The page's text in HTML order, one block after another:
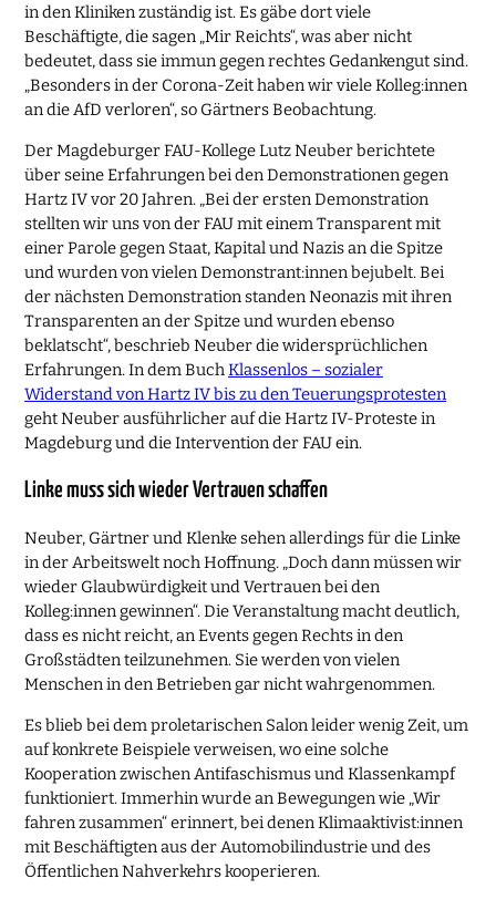
in den Kliniken zuständig ist. Es gäbe dort viele
Beschäftigte, die sagen „Mir Reichts“, was aber nicht
bedeutet, dass sie immun gegen rechtes Gedankengut sind.
„Besonders in der Corona-Zeit haben wir viele Kolleg:innen
an die AfD verloren“, so Gärtners Beobachtung.
Der Magdeburger FAU-Kollege Lutz Neuber berichtete
über seine Erfahrungen bei den Demonstrationen gegen
Hartz IV vor 20 Jahren. „Bei der ersten Demonstration
stellten wir uns von der FAU mit einem Transparent mit
einer Parole gegen Staat, Kapital und Nazis an die Spitze
und wurden von vielen Demonstrant:innen bejubelt. Bei
der nächsten Demonstration standen Neonazis mit ihren
Transparenten an der Spitze und wurden ebenso
beklatscht“, beschrieb Neuber die widersprüchlichen
Erfahrungen. In dem BuchKlassenlos – sozialer
Widerstand von Hartz IV bis zu den Teuerungsprotesten
geht Neuber ausführlicher auf die Hartz IV-Proteste in
Magdeburg und die Intervention der FAU ein.
Linke muss sich wieder Vertrauen schaffen
Neuber, Gärtner und Klenke sehen allerdings für die Linke
in der Arbeitswelt noch Hoffnung. „Doch dann müssen wir
wieder Glaubwürdigkeit und Vertrauen bei den
Kolleg:innen gewinnen“. Die Veranstaltung macht deutlich,
dass es nicht reicht, an Events gegen Rechts in den
Großstädten teilzunehmen. Sie werden von vielen
Menschen in den Betrieben gar nicht wahrgenommen.
Es blieb bei dem proletarischen Salon leider wenig Zeit, um
auf konkrete Beispiele verweisen, wo eine solche
Kooperation zwischen Antifaschismus und Klassenkampf
funktioniert. Immerhin wurde an Bewegungen wie „Wir
fahren zusammen“ erinnert, bei denen Klimaaktivist:innen
mit Beschäftigten aus der Automobilindustrie und des
Öffentlichen Nahverkehrs kooperieren.